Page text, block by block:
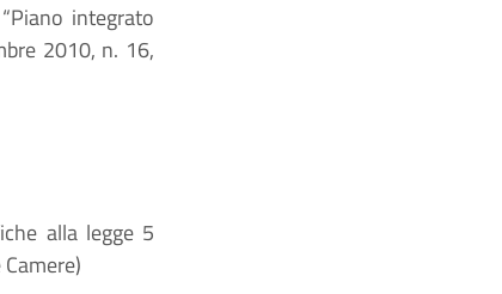
integrato
2010, n. 16,
alla legge 5